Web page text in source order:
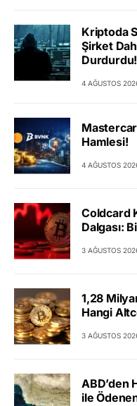
Kriptoda
Şirket
Durdurdu!
4 AĞUSTOS
Hamlesi!
4 AĞUSTOS
Coldcard
Dalgası:
3 AĞUSTOS
1,28
Hangi
3 AĞUSTOS
ABD’den
ile